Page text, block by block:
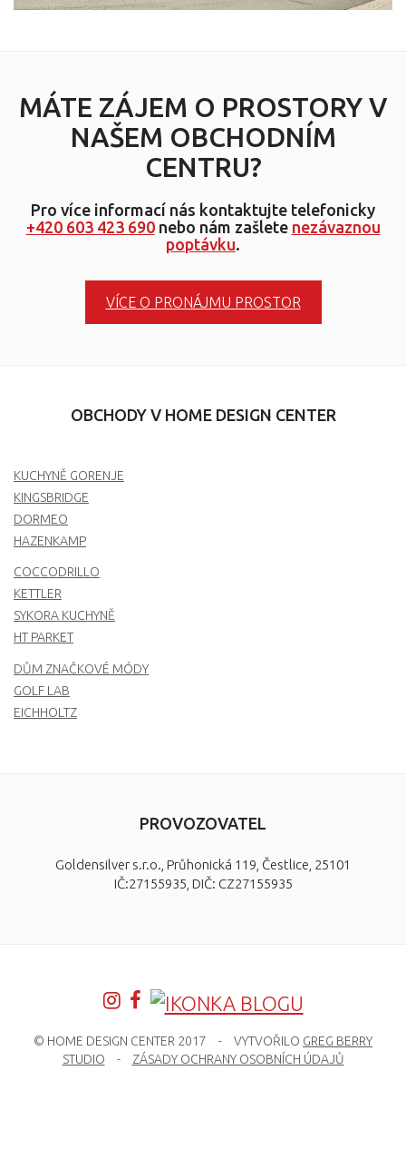
MÁTE ZÁJEM O PROSTORY V
NAŠEM OBCHODNÍM
CENTRU?
Pro více informací nás kontaktujte telefonicky
+420 603 423 690nebo nám zašlete nezávaznou
poptávku.
VÍCE O PRONÁJMU PROSTOR
OBCHODY V HOME DESIGN CENTER
KUCHYNĚ GORENJE
KINGSBRIDGE
DORMEO
HAZENKAMP
COCCODRILLO
KETTLER
SYKORA KUCHYNĚ
HT PARKET
DŮM ZNAČKOVÉ MÓDY
GOLF LAB
EICHHOLTZ
PROVOZOVATEL
Goldensilver s.r.o., Průhonická 119, Čestlice, 25101
IČ:27155935, DIČ: CZ27155935
© HOME DESIGN CENTER 2017 - VYTVOŘILO GREG BERRY
STUDIO
- ZÁSADY OCHRANY OSOBNÍCH ÚDAJŮ